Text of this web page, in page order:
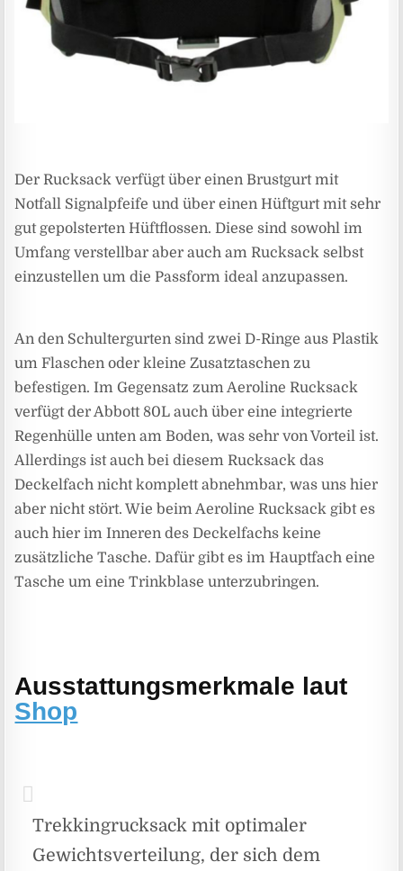
Der Rucksack verfügt über einen Brustgurt mit
Notfall Signalpfeife und über einen Hüftgurt mit sehr
gut gepolsterten Hüftflossen. Diese sind sowohl im
Umfang verstellbar aber auch am Rucksack selbst
einzustellen um die Passform ideal anzupassen.
An den Schultergurten sind zwei D-Ringe aus Plastik
um Flaschen oder kleine Zusatztaschen zu
befestigen. Im Gegensatz zum Aeroline Rucksack
verfügt der Abbott 80L auch über eine integrierte
Regenhülle unten am Boden, was sehr von Vorteil ist.
Allerdings ist auch bei diesem Rucksack das
Deckelfach nicht komplett abnehmbar, was uns hier
aber nicht stört. Wie beim Aeroline Rucksack gibt es
auch hier im Inneren des Deckelfachs keine
zusätzliche Tasche. Dafür gibt es im Hauptfach eine
Tasche um eine Trinkblase unterzubringen.
Ausstattungsmerkmale laut
Shop
Trekkingrucksack mit optimaler
Gewichtsverteilung, der sich dem